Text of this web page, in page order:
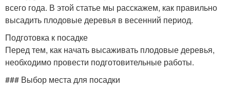
всего года. В этой статье мы расскажем, как правильно
высадить плодовые деревья в весенний период.
Подготовка к посадке
Перед тем, как начать высаживать плодовые деревья,
необходимо провести подготовительные работы.
### Выбор места для посадки